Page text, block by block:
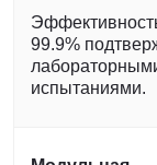
99.9%
испытаниями.